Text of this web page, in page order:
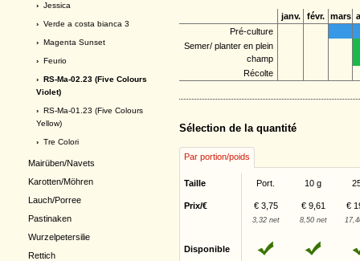
› Jessica
› Verde a costa bianca 3
› Magenta Sunset
› Feurio
› RS-Ma-02.23 (Five Colours
Violet)
› RS-Ma-01.23 (Five Colours
Yellow)
› Tre Colori
Mairüben/Navets
Karotten/Möhren
Lauch/Porree
Pastinaken
Wurzelpetersilie
Rettich
janv. févr. mars
Pré-culture
Semer/ planter en plein
champ
Récolte
Sélection de la quantité
Par portion/poids
Taille Port. 10 g
Prix/€ € 3,75 € 9,61 €
3,32 net 8,50 net
Disponible